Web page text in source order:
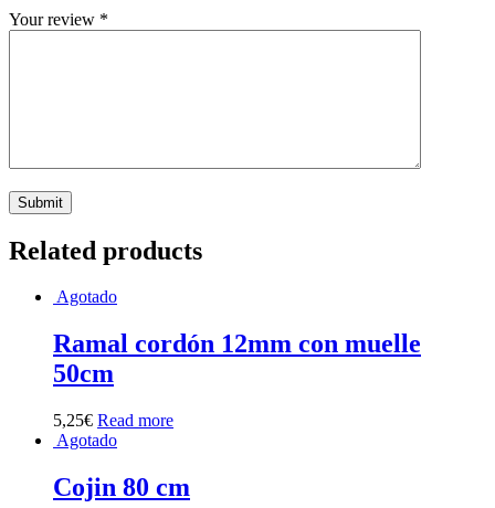
Your review *
Related products
Agotado
Ramal cordón 12mm con muelle
50cm
5,25€ Read more
Agotado
Cojin 80 cm